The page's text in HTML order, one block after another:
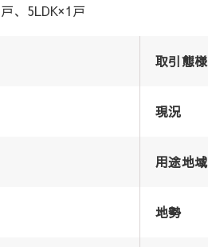
、5LDK×1戸
取引態様
現況
用途地域
地勢